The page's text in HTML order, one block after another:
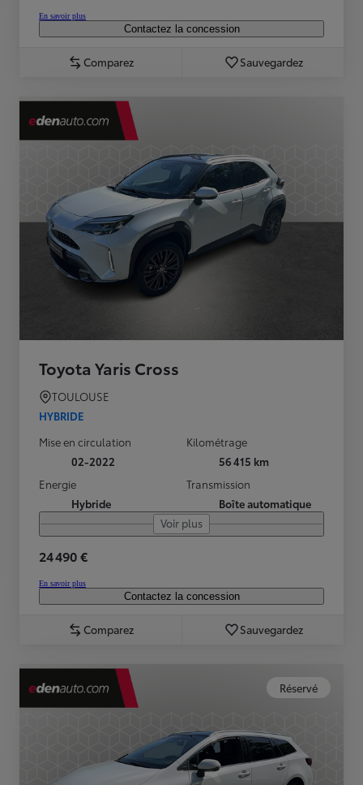
En savoir plus
Contactez la concession
Comparez Sauvegardez
Toyota Yaris Cross
TOULOUSE
HYBRIDE
Mise en circulation
02-2022
Kilométrage
56 415 km
Energie
Hybride
Transmission
Boîte automatique
Voir plus
24 490 €
En savoir plus
Contactez la concession
Comparez Sauvegardez
Réservé